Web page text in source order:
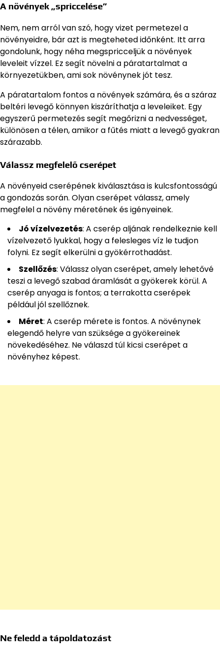
A növények „spriccelése”
Nem, nem arról van szó, hogy vizet permetezel a
növényeidre, bár azt is megteheted időnként. Itt arra
gondolunk, hogy néha megspricceljük a növények
leveleit vízzel. Ez segít növelni a páratartalmat a
környezetükben, ami sok növénynek jót tesz.
A páratartalom fontos a növények számára, és a száraz
beltéri levegő könnyen kiszáríthatja a leveleiket. Egy
egyszerű permetezés segít megőrizni a nedvességet,
különösen a télen, amikor a fűtés miatt a levegő gyakran
szárazabb.
Válassz megfelelő cserépet
A növényeid cserépének kiválasztása is kulcsfontosságú
a gondozás során. Olyan cserépet válassz, amely
megfelel a növény méretének és igényeinek.
Jó vízelvezetés: A cserép aljának rendelkeznie kell
vízelvezető lyukkal, hogy a felesleges víz le tudjon
folyni. Ez segít elkerülni a gyökérrothadást.
Szellőzés: Válassz olyan cserépet, amely lehetővé
teszi a levegő szabad áramlását a gyökerek körül. A
cserép anyaga is fontos; a terrakotta cserépek
például jól szellőznek.
Méret: A cserép mérete is fontos. A növénynek
elegendő helyre van szüksége a gyökereinek
növekedéséhez. Ne válaszd túl kicsi cserépet a
növényhez képest.
Ne feledd a tápoldatozást